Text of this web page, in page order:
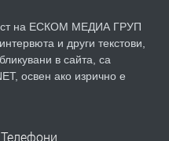
преди 2 години
работници
на ЕСКОМ МЕДИА ГРУП
и други текстови,
в сайта, са
освен ако изрично е
Телефони